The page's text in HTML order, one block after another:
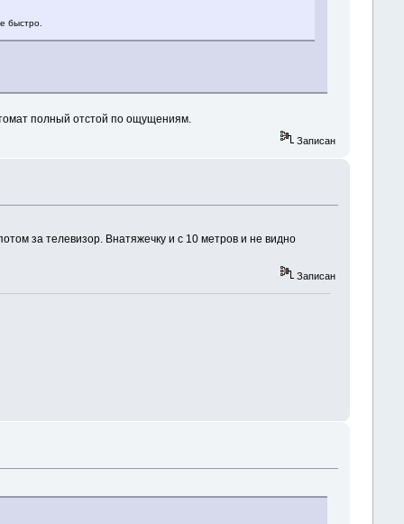
быстро.
полный отстой по ощущениям.
Записан
за телевизор. Внатяжечку и с 10 метров и не видно
Записан